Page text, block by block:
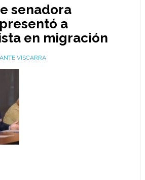
senadora
a
en migración
VISCARRA